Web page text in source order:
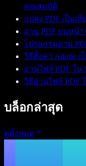
คุณสมบัติ
แปลง PDF เป็นเสี
อ่าน PDF บนหน้
โปรแกรมอ่าน
วิธีตั้งค่า Adobe
อ่านไฟล์ PDF ใน
วิธีอ่านไฟล์ PDF
บล็อกล่าสุด
ดูทั้งหมด